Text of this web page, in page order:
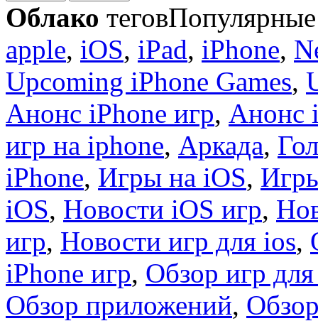
Облако теговПопулярные
apple, iOS, iPad, iPhone,
Upcoming iPhone Games,
Анонс iPhone игр, Анонс
игр на iphone, Аркада,
iPhone, Игры на iOS,
iOS, Новости iOS игр,
игр, Новости игр для ios,
iPhone игр, Обзор игр
Обзор приложений,